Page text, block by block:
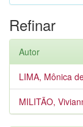
Refinar
Autor
LIMA, Mônica
MILITÃO,